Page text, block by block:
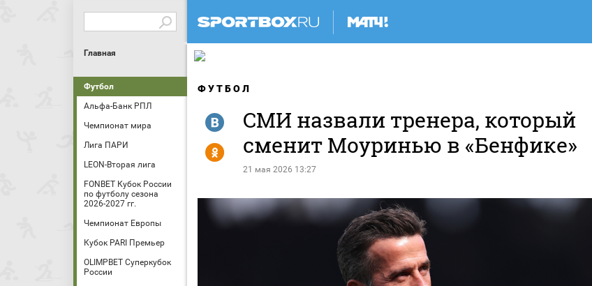
Главная
Футбол
Альфа-Банк РПЛ
Чемпионат мира
Лига ПАРИ
LEON-Вторая лига
FONBET Кубок России
по футболу сезона
2026-2027 гг.
Чемпионат Европы
Кубок PARI Премьер
OLIMPBET Суперкубок
России
ФУТБОЛ
СМИ назвали тренера, который
сменит Моуринью в «Бенфике»
21 мая 2026 13:27
R
Y